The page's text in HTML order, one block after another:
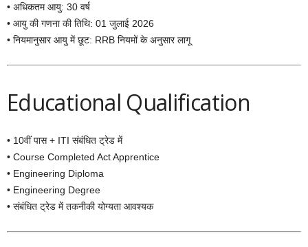
• अधिकतम आयु: 30 वर्ष
• आयु की गणना की तिथि: 01 जुलाई 2026
• नियमानुसार आयु में छूट: RRB नियमों के अनुसार लागू
Educational Qualification
• 10वीं पास + ITI संबंधित ट्रेड में
• Course Completed Act Apprentice
• Engineering Diploma
• Engineering Degree
• संबंधित ट्रेड में तकनीकी योग्यता आवश्यक